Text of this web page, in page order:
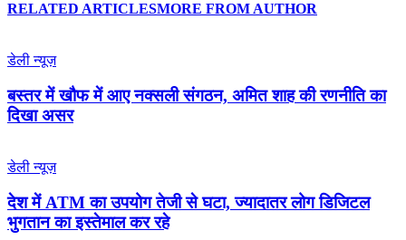
RELATED ARTICLESMORE FROM AUTHOR
डेली न्यूज़
बस्तर में खौफ में आए नक्सली संगठन, अमित शाह की रणनीति का
दिखा असर
डेली न्यूज़
देश में ATM का उपयोग तेजी से घटा, ज्यादातर लोग डिजिटल
भुगतान का इस्तेमाल कर रहे